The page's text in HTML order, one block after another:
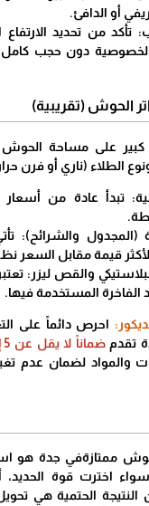
أو الدافئ.
تأكد من تحديد
دون حجب كامل
الحوش (تقريبية)
على مساحة الحوش
الطلاء (ناري أو فرن
تبدأ عادة من
(المجدول والشرائح):
قيمة مقابل السعر نظراً
والقص ليزر:
الفاخرة المستخدمة فيها.
احرص دائماً على
تقدمضماناً لا يقل عن 5 إلى 10 سنوات
والمواد لضمان عدم
ممتازةفي جدة هو
اخترت قوة الحديد،
النتيجة الحتمية هي